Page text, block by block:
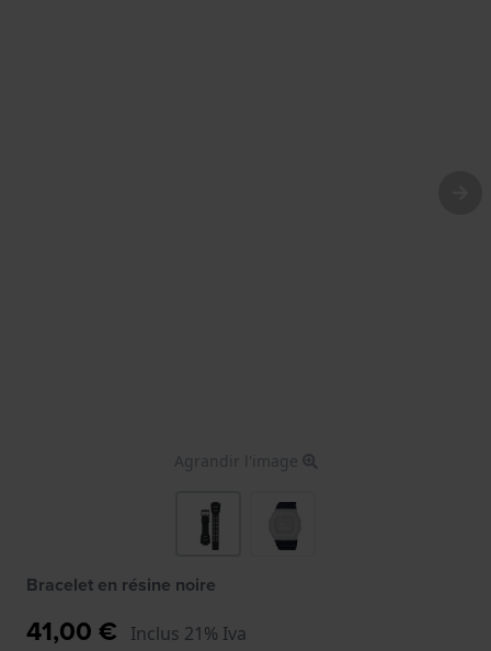
Agrandir l'image
Bracelet en résine noire
41,00 € Inclus 21% Iva